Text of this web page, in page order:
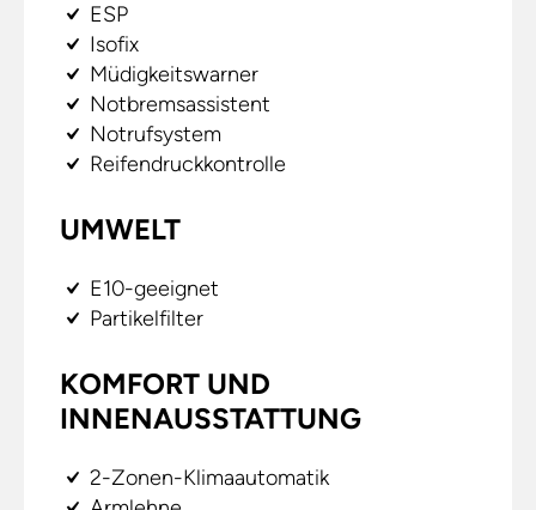
ESP
Isofix
Müdigkeitswarner
Notbremsassistent
Notrufsystem
Reifendruckkontrolle
UMWELT
E10-geeignet
Partikelfilter
KOMFORT UND
INNENAUSSTATTUNG
2-Zonen-Klimaautomatik